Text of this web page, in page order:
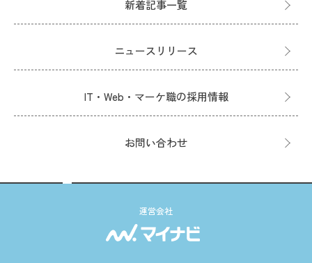
新着記事一覧
ニュースリリース
IT・Web・マーケ職の採用情報
お問い合わせ
運営会社